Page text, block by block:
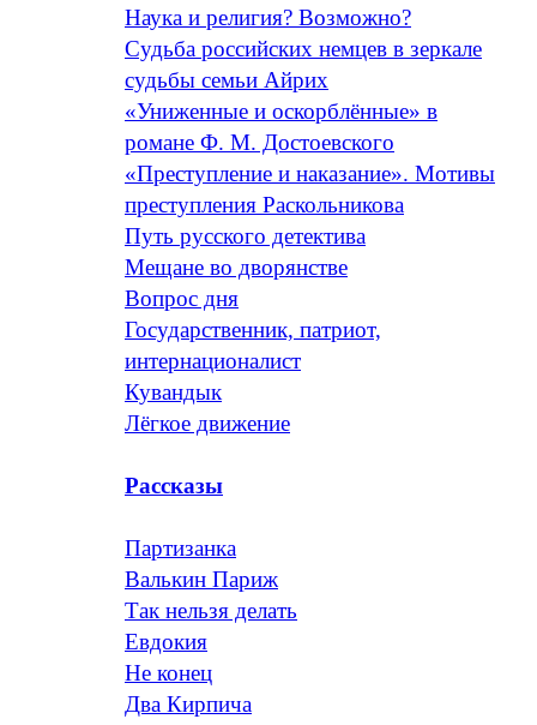
Наука и религия? Возможно?
Судьба российских немцев в зеркале
судьбы семьи Айрих
«Униженные и оскорблённые» в
романе Ф. М. Достоевского
«Преступление и наказание». Мотивы
преступления Раскольникова
Путь русского детектива
Мещане во дворянстве
Вопрос дня
Государственник, патриот,
интернационалист
Кувандык
Лёгкое движение
Рассказы
Партизанка
Валькин Париж
Так нельзя делать
Евдокия
Не конец
Два Кирпича